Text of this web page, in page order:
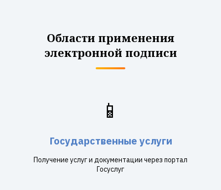
Области применения
электронной подписи
📱
Государственные услуги
Получение услуг и документации через портал
Госуслуг